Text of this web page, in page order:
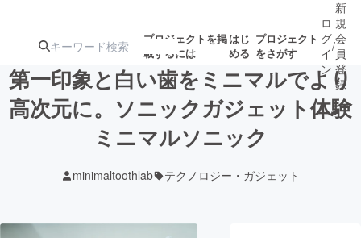
プロジェクトを掲
載するには
はじ
める
プロジェクト
をさがす
注目のリ
注目の新着プロ募集終了が近いプ
ロ
グ
イ
ン
/
新
規
会
員
登
録
第一印象と白い歯をミニマルでより
高次元に。ソニックガジェット体験
ミニマルソニック
minimaltoothlab テクノロジー・ガジェット